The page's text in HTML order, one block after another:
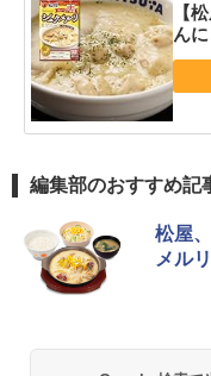
【
ん
編集部のおすすめ記
松屋
メル